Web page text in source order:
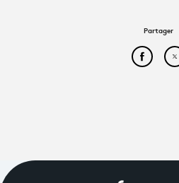
Partager